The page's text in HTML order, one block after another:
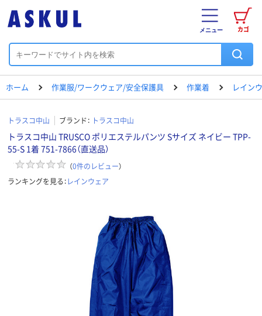
カゴ
メニュー
ホーム 作業服/ワークウェア/安全保護具 作業着 レイン
トラスコ中山 ブランド： トラスコ中山
トラスコ中山 TRUSCO ポリエステルパンツ Sサイズ ネイビー TPP-
55-S 1着 751-7866（直送品）
（0件のレビュー）
ランキングを見る：レインウェア